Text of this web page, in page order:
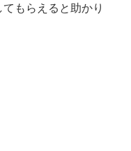
もらえると助かり